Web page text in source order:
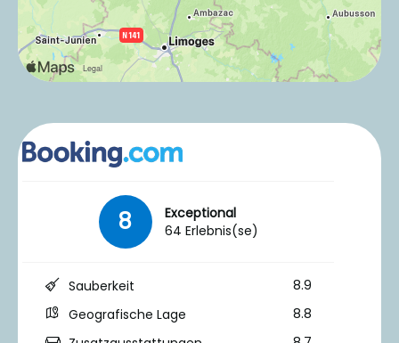
8
Exceptional
64 Erlebnis(se)
Sauberkeit
8.9
Geografische Lage
8.8